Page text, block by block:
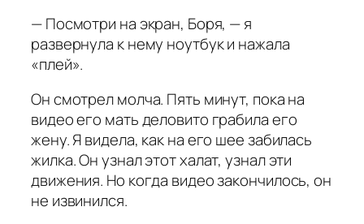
— Посмотри на экран, Боря, — я
развернула к нему ноутбук и нажала
«плей».
Он смотрел молча. Пять минут, пока на
видео его мать деловито грабила его
жену. Я видела, как на его шее забилась
жилка. Он узнал этот халат, узнал эти
движения. Но когда видео закончилось, он
не извинился.